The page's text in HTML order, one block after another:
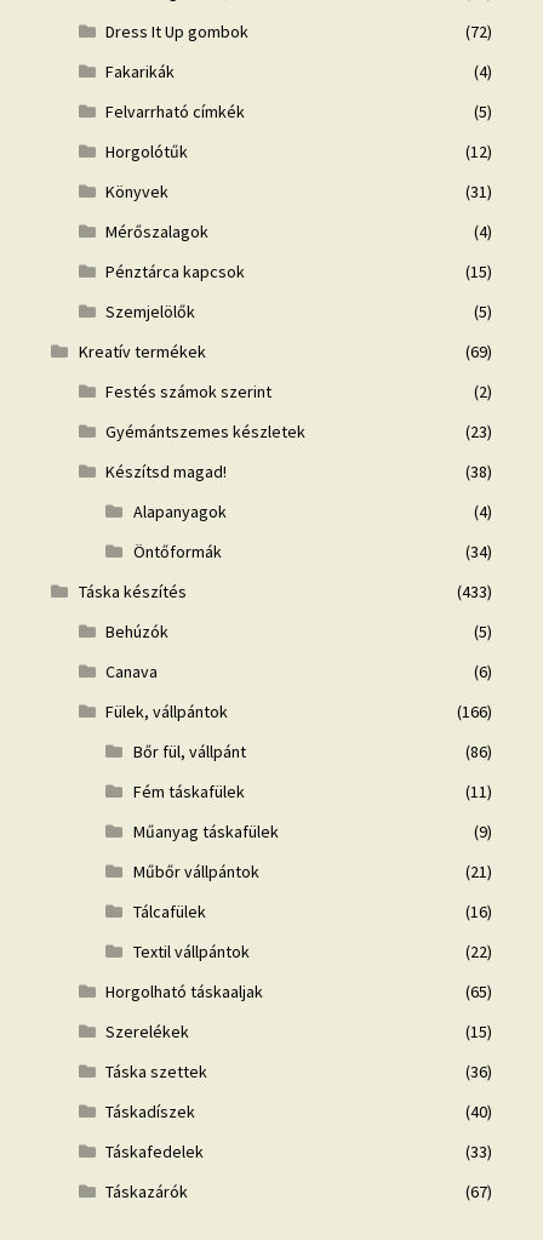
Dress It Up gombok
(72)
Fakarikák
(4)
Felvarrható címkék
(5)
Horgolótűk
(12)
Könyvek
(31)
Mérőszalagok
(4)
Pénztárca kapcsok
(15)
Szemjelölők
(5)
Kreatív termékek
(69)
Festés számok szerint
(2)
Gyémántszemes készletek
(23)
Készítsd magad!
(38)
Alapanyagok
(4)
Öntőformák
(34)
Táska készítés
(433)
Behúzók
(5)
Canava
(6)
Fülek, vállpántok
(166)
Bőr fül, vállpánt
(86)
Fém táskafülek
(11)
Műanyag táskafülek
(9)
Műbőr vállpántok
(21)
Tálcafülek
(16)
Textil vállpántok
(22)
Horgolható táskaaljak
(65)
Szerelékek
(15)
Táska szettek
(36)
Táskadíszek
(40)
Táskafedelek
(33)
Táskazárók
(67)